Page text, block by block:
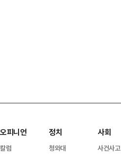
오피니언
칼럼
정치
청와대
사회
사건사고